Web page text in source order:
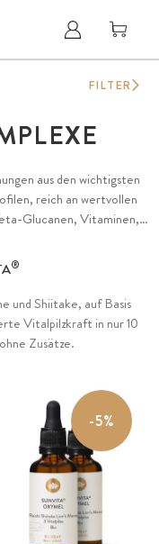
aus den wichtigsten
reich an wertvollen
Glucanen, Vitaminen,
Qualität aus dem
County mit langer
®
und Shiitake, auf Basis
Vitalpilzkraft in nur 10
Zusätze.
-5%
FILTER